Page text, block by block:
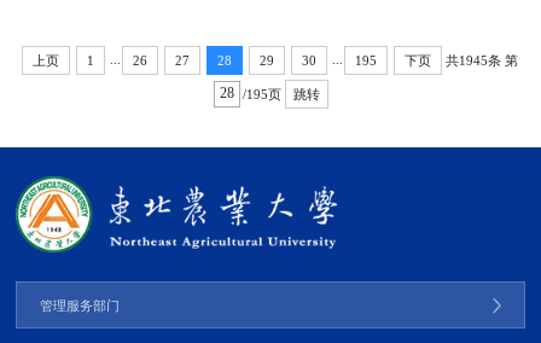
上页 1 26 27 28 29 30 195 下页 共1945条 第
/195页 跳转
管理服务部门